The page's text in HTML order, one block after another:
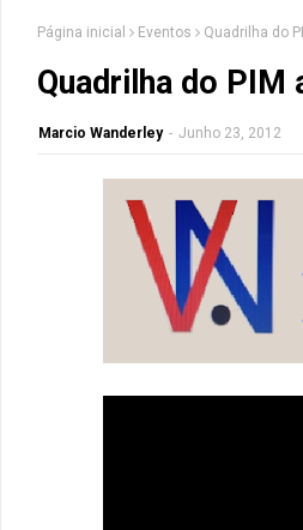
Página inicial Eventos Quadrilha do
Quadrilha do PIM
Marcio Wanderley - Junho 23, 2012